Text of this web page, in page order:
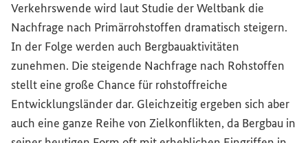
Verkehrswende wird laut Studie der Weltbank die
Nachfrage nach Primärrohstoffen dramatisch steigern.
In der Folge werden auch Bergbauaktivitäten
zunehmen. Die steigende Nachfrage nach Rohstoffen
stellt eine große Chance für rohstoffreiche
Entwicklungsländer dar. Gleichzeitig ergeben sich aber
auch eine ganze Reihe von Zielkonflikten, da Bergbau in